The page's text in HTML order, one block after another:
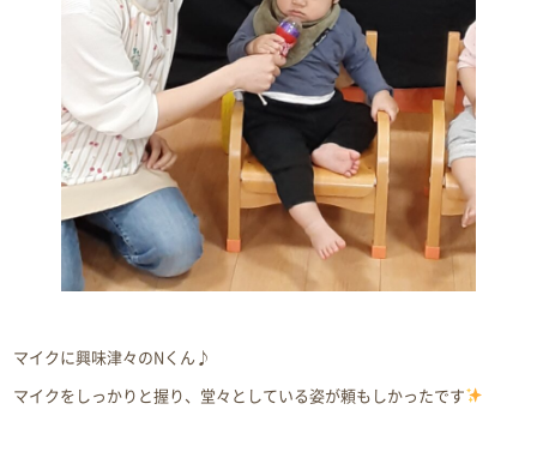
マイクに興味津々のNくん♪
マイクをしっかりと握り、堂々としている姿が頼もしかったです